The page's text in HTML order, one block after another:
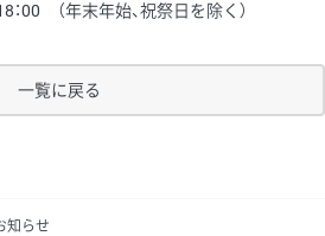
00 （年末年始、祝祭日を除く）
一覧に戻る
知らせ